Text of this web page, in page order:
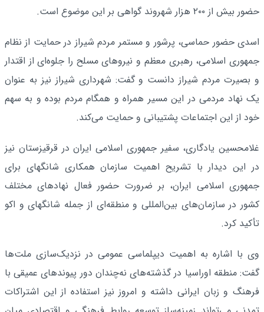
حضور بیش از ۲۰۰ هزار شهروند گواهی بر این موضوع است.
اسدی حضور حماسی، پرشور و مستمر مردم شیراز در حمایت از نظام
جمهوری اسلامی، رهبری معظم و نیروهای مسلح را جلوه‌ای از اقتدار
و بصیرت مردم شیراز دانست و گفت: شهرداری شیراز نیز به عنوان
یک نهاد مردمی در این مسیر همراه و همگام مردم بوده و به سهم
خود از این اجتماعات پشتیبانی و حمایت می‌کند.
غلامحسین یادگاری، سفیر جمهوری اسلامی ایران در قرقیزستان نیز
در این دیدار با تشریح اهمیت سازمان همکاری شانگهای برای
جمهوری اسلامی ایران، بر ضرورت حضور فعال نهادهای مختلف
کشور در سازمان‌های بین‌المللی و منطقه‌ای از جمله شانگهای و اکو
تأکید کرد.
وی با اشاره به اهمیت دیپلماسی عمومی در نزدیک‌سازی ملت‌ها
گفت: منطقه اوراسیا در گذشته‌های نه‌چندان دور پیوندهای عمیقی با
فرهنگ و زبان ایرانی داشته و امروز نیز استفاده از این اشتراکات